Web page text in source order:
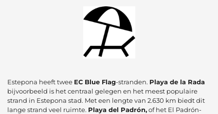
Estepona heeft twee EC Blue Flag-stranden. Playa de la Rada
bijvoorbeeld is het centraal gelegen en het meest populaire
strand in Estepona stad. Met een lengte van 2.630 km biedt dit
lange strand veel ruimte. Playa del Padrón,of het El Padrón-